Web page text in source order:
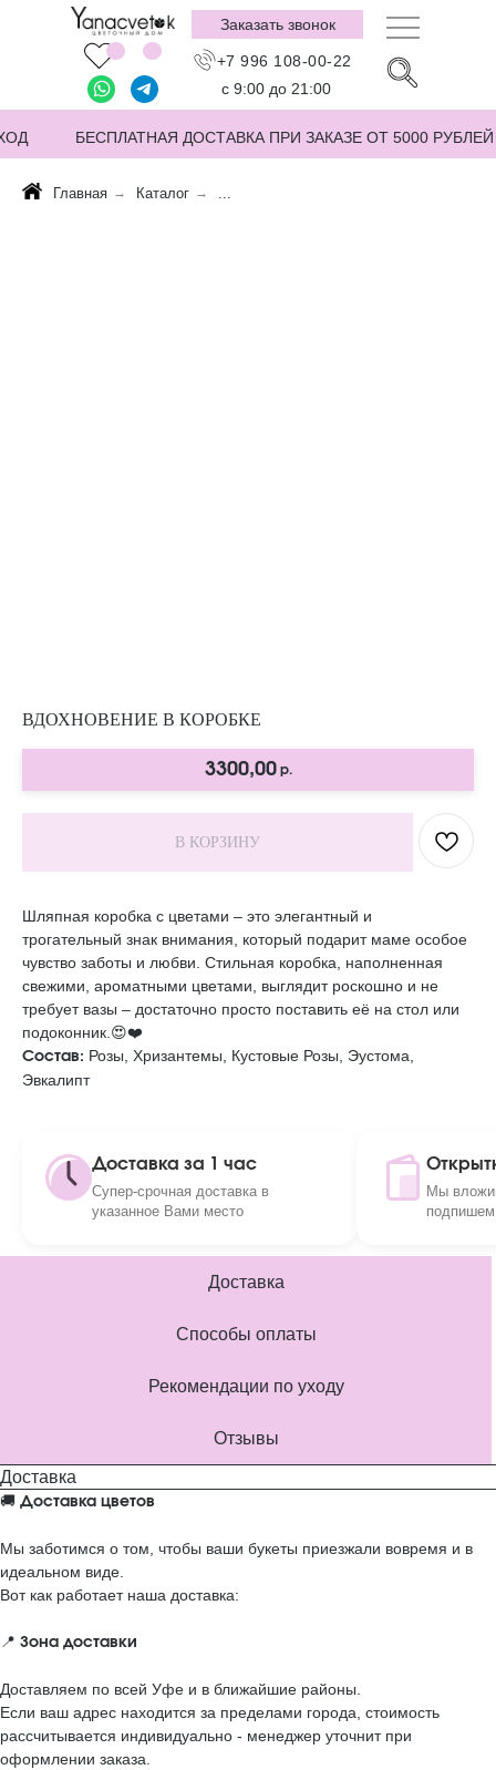
+7 996 108-00-22
Заказать звонок
БЕСПЛАТНАЯ ДОСТАВКА ПРИ ЗАКАЗЕ ОТ 5000 РУБЛЕЙ
с 9:00 до 21:00
Главная → Каталог → ...
ВДОХНОВЕНИЕ В КОРОБКЕ
3300,00 р.
В КОРЗИНУ
Шляпная коробка с цветами – это элегантный и
трогательный знак внимания, который подарит маме особое
чувство заботы и любви. Стильная коробка, наполненная
свежими, ароматными цветами, выглядит роскошно и не
требует вазы – достаточно просто поставить её на стол или
подоконник.😍❤️
Состав: Розы, Хризантемы, Кустовые Розы, Эустома,
Эвкалипт
Доставка за 1 час
Супер-срочная доставка в
указанное Вами место
Мы
Доставка
Способы оплаты
Рекомендации по уходу
Отзывы
Доставка
🚚 Доставка цветов
Мы заботимся о том, чтобы ваши букеты приезжали вовремя и в
идеальном виде.
Вот как работает наша доставка:
📍 Зона доставки
Доставляем по всей Уфе и в ближайшие районы.
Если ваш адрес находится за пределами города, стоимость
рассчитывается индивидуально - менеджер уточнит при
оформлении заказа.